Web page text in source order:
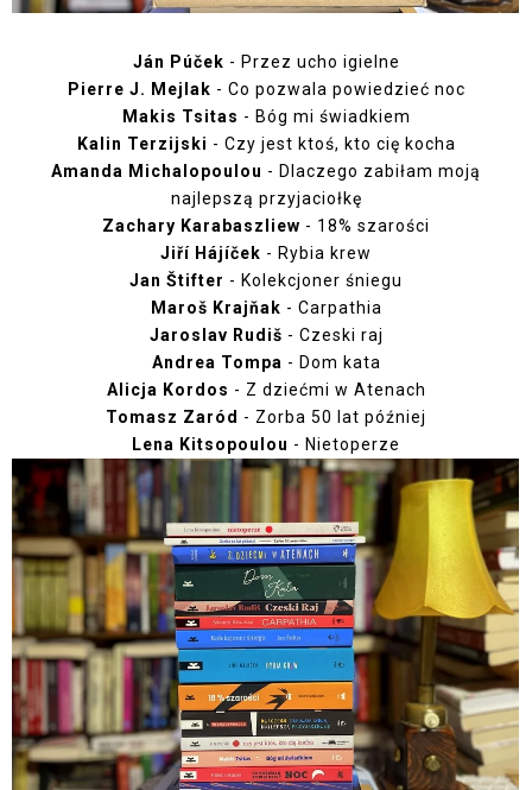
Ján Púček - Przez ucho igielne
Pierre J. Mejlak - Co pozwala powiedzieć noc
Makis Tsitas - Bóg mi świadkiem
Kalin Terzijski - Czy jest ktoś, kto cię kocha
Amanda Michalopoulou - Dlaczego zabiłam moją
najlepszą przyjaciołkę
Zachary Karabaszliew - 18% szarości
Jiří Hájíček - Rybia krew
Jan Štifter - Kolekcjoner śniegu
Maroš Krajňak - Carpathia
Jaroslav Rudiš - Czeski raj
Andrea Tompa - Dom kata
Alicja Kordos - Z dziećmi w Atenach
Tomasz Zaród - Zorba 50 lat później
Lena Kitsopoulou - Nietoperze